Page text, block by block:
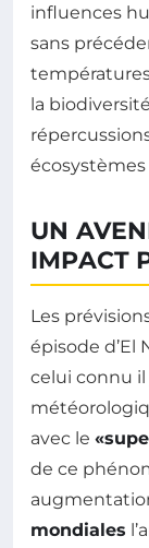
influences
sans
la
UN
IMPACT
Les
épisode d’El
celui connu il
avec le
de ce
mondiales